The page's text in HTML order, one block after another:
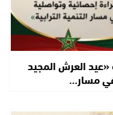
العرش المجيد
في مسار…